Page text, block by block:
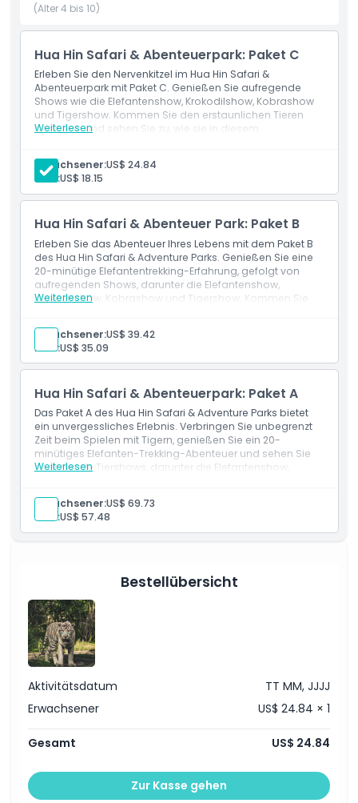
Der aufregendste Teil des Hua Hin Safari & Abenteuerparks
ist die Hua Hin Tigerwelt. Hier können Sie süße Tigerbabys,
mächtige Löwen und einzigartige Liger – eine seltene
Mischung aus Löwen und Tigern – treffen. Kommen Sie
diesen Großkatzen ganz nah und halten Sie unvergessliche
Momente fest, die perfekt zum Teilen in sozialen Medien
sind. Dieser Park verspricht ein unvergessliches Abenteuer
für Tierliebhaber und Adrenalinjunkies gleichermaßen!
Highlights
Inklusivleistungen
Richtlinie für Kinder und Erwachsene
Öffnungszeiten
Dinge, die Sie wissen sollten
Ort
So lösen Sie ein
(Alter 4 bis 10)
Hua Hin Safari & Abenteuerpark: Paket C
Erleben Sie den Nervenkitzel im Hua Hin Safari &
Abenteuerpark mit Paket C. Genießen Sie aufregende
Shows wie die Elefantenshow, Krokodilshow, Kobrashow
und Tigershow. Kommen Sie den erstaunlichen Tieren
ganz nah und sehen Sie zu, wie sie in diesem
präsentieren.
Weiterlesen
Erwachsener:US$ 24.84
Kind:US$ 18.15
Hua Hin Safari & Abenteuer Park: Paket B
Erleben Sie das Abenteuer Ihres Lebens mit dem Paket B
des Hua Hin Safari & Adventure Parks. Genießen Sie eine
20-minütige Elefantentrekking-Erfahrung, gefolgt von
aufregenden Shows, darunter die Elefantenshow,
Krokodilshow, Kobrashow und Tigershow. Kommen Sie
und unvergesslichen Tag ganz nah!
Weiterlesen
Erwachsener:US$ 39.42
Kind:US$ 35.09
Hua Hin Safari & Abenteuerpark: Paket A
Das Paket A des Hua Hin Safari & Adventure Parks bietet
ein unvergessliches Erlebnis. Verbringen Sie unbegrenzt
Zeit beim Spielen mit Tigern, genießen Sie ein 20-
minütiges Elefanten-Trekking-Abenteuer und sehen Sie
spannende Tiershows, darunter die Elefantenshow,
perfekt für Tierliebhaber, die ein aufregendes, praktisches
Abenteuer suchen!
Weiterlesen
Erwachsener:US$ 69.73
Kind:US$ 57.48
Bestellübersicht
Aktivitätsdatum
TT MM, JJJJ
Erwachsener
US$ 24.84 × 1
Gesamt US$ 24.84
Zur Kasse gehen